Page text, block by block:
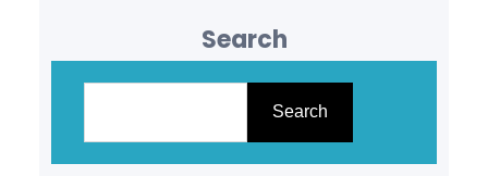
Search
Search